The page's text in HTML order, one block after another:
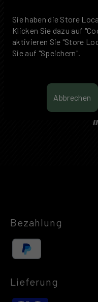
Sie haben die Store
Klicken Sie dazu auf
aktivieren Sie "Store
Sie auf "Speichern".
Abbrechen
Bezahlung
Lieferung